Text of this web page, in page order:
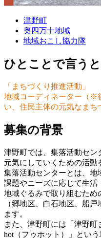
津野町
奥四万十地域
地域おこし協力隊
ひとことで言う
「まちづくり推進活動」
地域コーディネーター（※
い、住民主体の元気なまち
募集の背景
津野町では、集落活動セン
元気にしていくための活動
集落活動センターとは、
課題やニーズに応じて生活
地域ぐるみで取り組むため
（郷地区、白石地区、船
ます。
また、津野町には「津野
hot（フゥホット）」とい